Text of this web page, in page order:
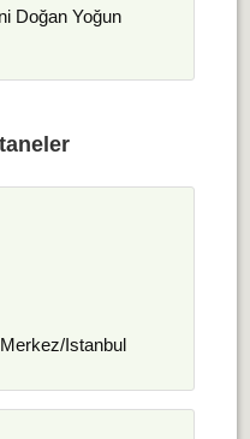
Doğan Yoğun
Istanbul